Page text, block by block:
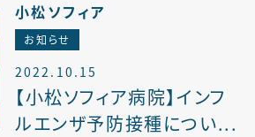
小松ソフィア
お知らせ
2022.10.15
【小松ソフィア病院】インフ
ルエンザ予防接種につい...